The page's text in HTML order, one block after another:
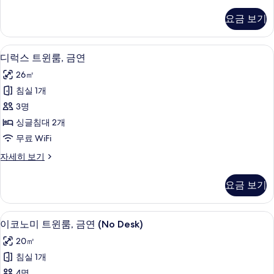
사
진
모
두
보
기
더
블
룸,
금
연
자
세
히
보
기
요금 보기
디
럭
스
트
윈
룸,
연
진
모
두
보
기
디럭스 트윈룸, 금연 | 객실 내 금고,
12
디럭스 트윈룸, 금연
26㎡
침실 1개
3명
싱글침대 2개
무료 WiFi
자세히 보기
디
윈
룸,
금
연
자
세
히
요금 보기
이
코
노
미
이코노미 트윈룸, 금연 (No Desk) | 객
11
이코노미 트윈룸, 금연 (No Desk)
20㎡
침실 1개